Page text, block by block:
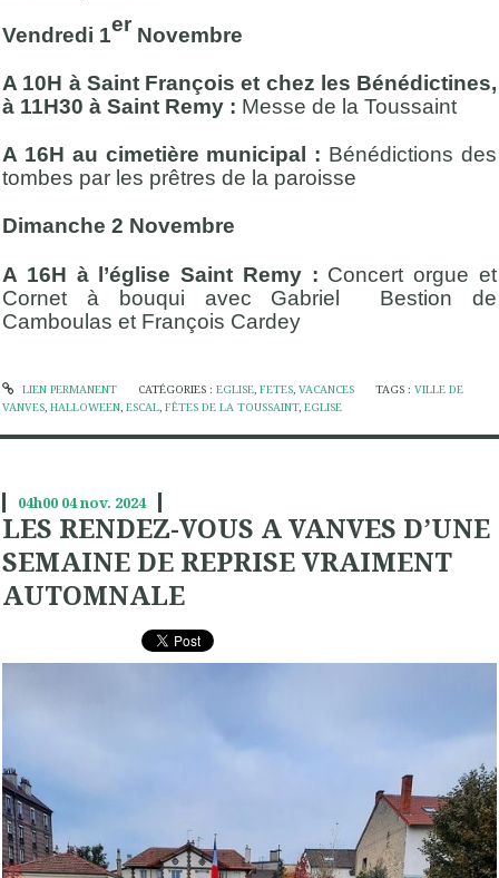
Vendredi 1er Novembre
A 10H à Saint François et chez les Bénédictines,
à 11H30 à Saint Remy : Messe de la Toussaint
A 16H au cimetière municipal : Bénédictions des
tombes par les prêtres de la paroisse
Dimanche 2 Novembre
A 16H à l’église Saint Remy : Concert orgue et
Cornet à bouqui avec Gabriel Bestion de
Camboulas et François Cardey
LIEN PERMANENT CATÉGORIES : EGLISE, FETES, VACANCES TAGS :VILLE DE
VANVES, HALLOWEEN, ESCAL, FÊTES DE LA TOUSSAINT, EGLISE
04h00 04nov. 2024
LES RENDEZ-VOUS A VANVES D’UNE
SEMAINE DE REPRISE VRAIMENT
AUTOMNALE